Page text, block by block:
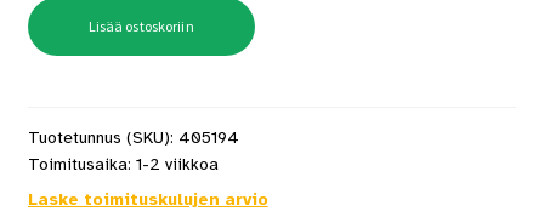
määrä
Lisää ostoskoriin
Tuotetunnus (SKU): 405194
Toimitusaika: 1-2 viikkoa
Laske toimituskulujen arvio